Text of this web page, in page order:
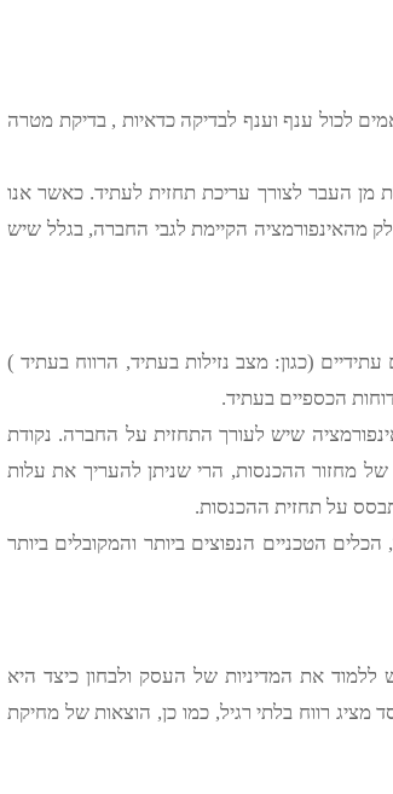
לכול ענף וענף לבדיקה כדאיות , בדיקת מטרה
מן העבר לצורך עריכת תחזית לעתיד. כאשר אנו
מהאינפורמציה הקיימת לגבי החברה, בגלל שיש
(כגון: מצב נזילות בעתיד, הרווח בעתיד )
הכספיים בעתיד.
שיש לעורך התחזית על החברה. נקודת
של מחזור ההכנסות, הרי שניתן להעריך את עלות
על תחזית ההכנסות.
הטכניים הנפוצים ביותר והמקובלים ביותר
ללמוד את המדיניות של העסק ולבחון כיצד היא
רווח בלתי רגיל, כמו כן, הוצאות של מחיקת